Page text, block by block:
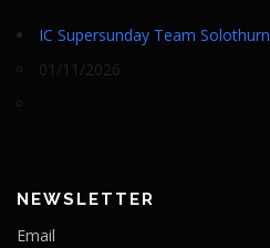
IC Supersunday Team Solothurn
01/11/2026
NEWSLETTER
Email